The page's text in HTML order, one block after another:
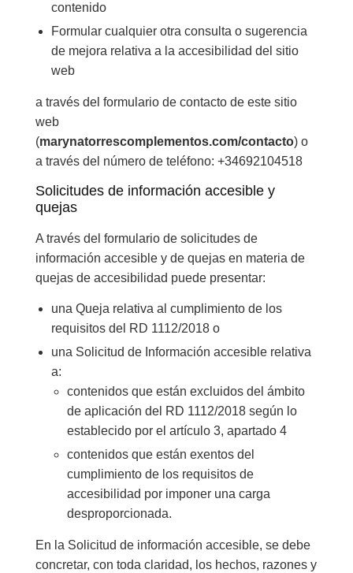
contenido
Formular cualquier otra consulta o sugerencia
de mejora relativa a la accesibilidad del sitio
web
a través del formulario de contacto de este sitio
web
(marynatorrescomplementos.com/contacto) o
a través del número de teléfono: +34692104518
Solicitudes de información accesible y
quejas
A través del formulario de solicitudes de
información accesible y de quejas en materia de
quejas de accesibilidad puede presentar:
una Queja relativa al cumplimiento de los
requisitos del RD 1112/2018 o
una Solicitud de Información accesible relativa
a:
contenidos que están excluidos del ámbito
de aplicación del RD 1112/2018 según lo
establecido por el artículo 3, apartado 4
contenidos que están exentos del
cumplimiento de los requisitos de
accesibilidad por imponer una carga
desproporcionada.
En la Solicitud de información accesible, se debe
concretar, con toda claridad, los hechos, razones y